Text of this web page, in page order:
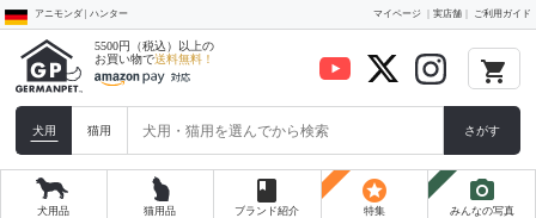
アニモンダ | ハンター マイページ 実店舗 ご利用ガイド
5500円（税込）以上の
お買い物で送料無料！ local_grocery_store
犬用 猫用 さがす
犬用品 猫用品
book
ブランド紹介
stars
特集
photo_camera
みんなの写真